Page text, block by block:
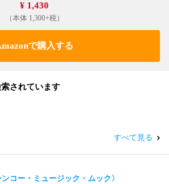
¥ 1,430
（本体 1,300+税）
で購入する
されています
すべて見る
コー・ミュージック・ムック〉